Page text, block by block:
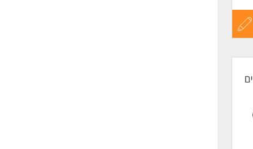
עדכון